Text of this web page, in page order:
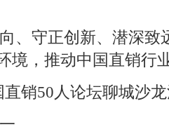
、守正创新、潜深致
境，推动中国直销行
销50人论坛聊城沙